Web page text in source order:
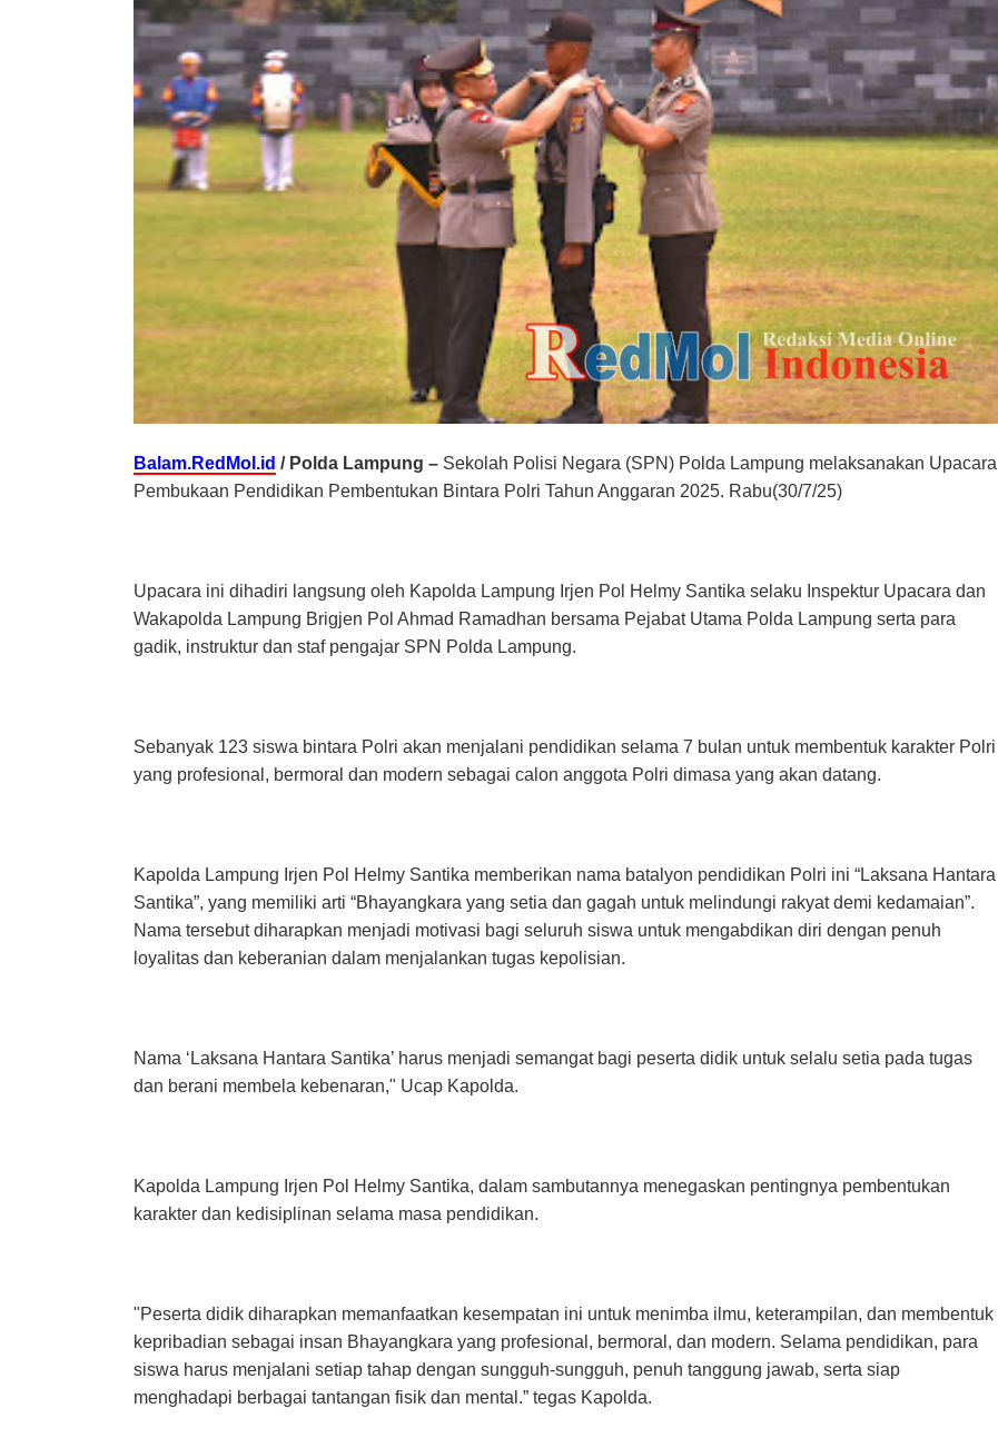
Balam.RedMol.id / Polda Lampung – Sekolah Polisi Negara (SPN) Polda Lampung melaksanakan Upacara
Pembukaan Pendidikan Pembentukan Bintara Polri Tahun Anggaran 2025. Rabu(30/7/25)
Upacara ini dihadiri langsung oleh Kapolda Lampung Irjen Pol Helmy Santika selaku Inspektur Upacara dan
Wakapolda Lampung Brigjen Pol Ahmad Ramadhan bersama Pejabat Utama Polda Lampung serta para
gadik, instruktur dan staf pengajar SPN Polda Lampung.
Sebanyak 123 siswa bintara Polri akan menjalani pendidikan selama 7 bulan untuk membentuk karakter Polri
yang profesional, bermoral dan modern sebagai calon anggota Polri dimasa yang akan datang.
Kapolda Lampung Irjen Pol Helmy Santika memberikan nama batalyon pendidikan Polri ini “Laksana Hantara
Santika”, yang memiliki arti “Bhayangkara yang setia dan gagah untuk melindungi rakyat demi kedamaian”.
Nama tersebut diharapkan menjadi motivasi bagi seluruh siswa untuk mengabdikan diri dengan penuh
loyalitas dan keberanian dalam menjalankan tugas kepolisian.
Nama ‘Laksana Hantara Santika’ harus menjadi semangat bagi peserta didik untuk selalu setia pada tugas
dan berani membela kebenaran," Ucap Kapolda.
Kapolda Lampung Irjen Pol Helmy Santika, dalam sambutannya menegaskan pentingnya pembentukan
karakter dan kedisiplinan selama masa pendidikan.
"Peserta didik diharapkan memanfaatkan kesempatan ini untuk menimba ilmu, keterampilan, dan membentuk
kepribadian sebagai insan Bhayangkara yang profesional, bermoral, dan modern. Selama pendidikan, para
siswa harus menjalani setiap tahap dengan sungguh-sungguh, penuh tanggung jawab, serta siap
menghadapi berbagai tantangan fisik dan mental.” tegas Kapolda.